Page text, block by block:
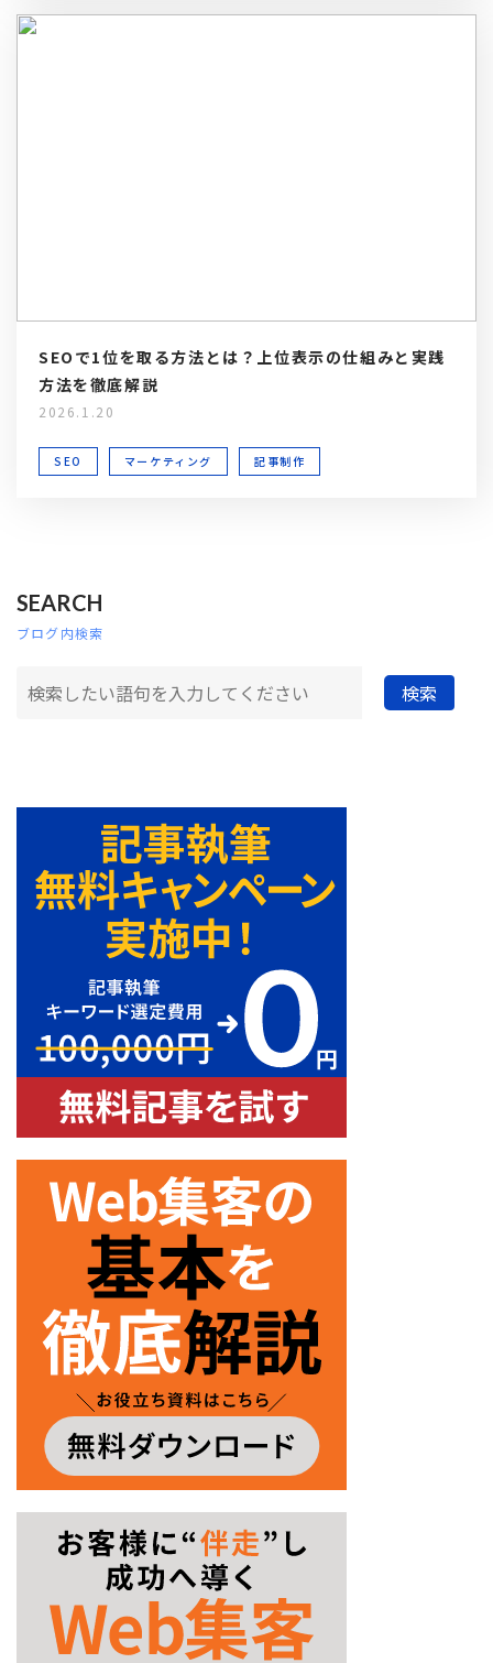
SEOで1位を取る方法とは？上位表示の仕組みと実践
方法を徹底解説
2026.1.20
SEO マーケティング 記事制作
SEARCH
ブログ内検索